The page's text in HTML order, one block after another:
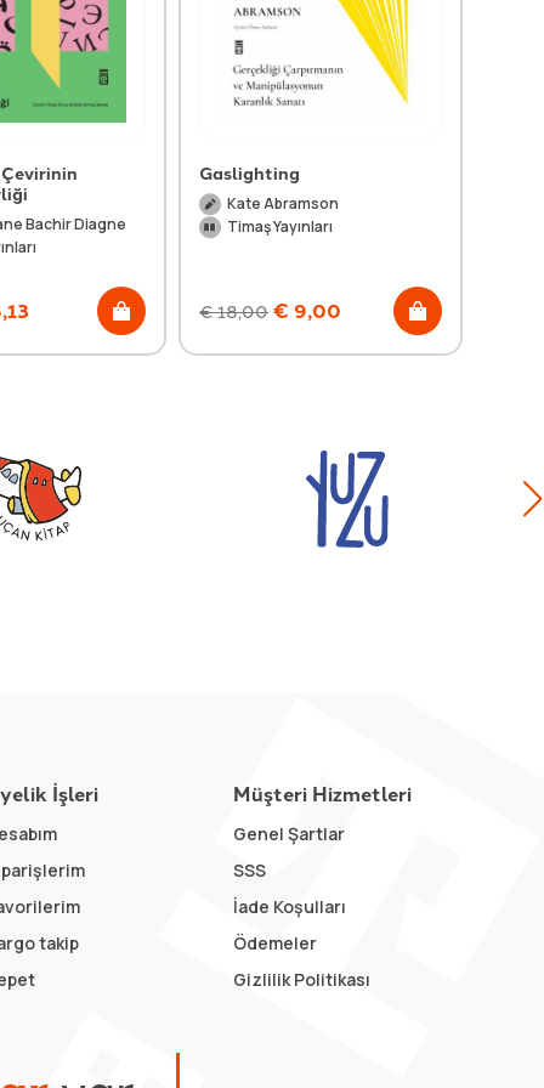
Bachir Diagne
Gaslighting
Kate Abramson
Timaş Yayınları
€18,00 € 9,00
İşleri
takip
Müşteri Hizmetleri
Genel Şartlar
SSS
İade Koşulları
Ödemeler
Gizlilik Politikası